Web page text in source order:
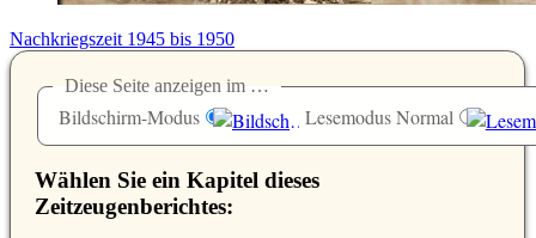
Nachkriegszeit 1945 bis 1950
Diese Seite anzeigen im …
Bildschirm-Modus Lesemodus Normal
Wählen Sie ein Kapitel dieses
Zeitzeugenberichtes: